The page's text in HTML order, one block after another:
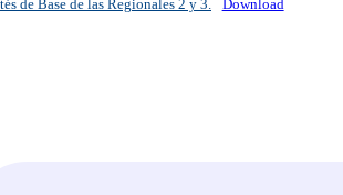
de Base de las Regionales 2 y 3. Download